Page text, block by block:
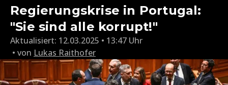
Regierungskrise in Portugal:
"Sie sind alle korrupt!"
Aktualisiert: 12.03.2025 • 13:47 Uhr
von Lukas Raithofer